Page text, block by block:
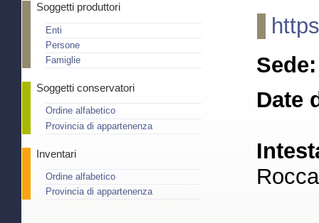
Soggetti produttori
Enti
Persone
Famiglie
Soggetti conservatori
Ordine alfabetico
Provincia di appartenenza
Inventari
Ordine alfabetico
Provincia di appartenenza
Sede:
Date